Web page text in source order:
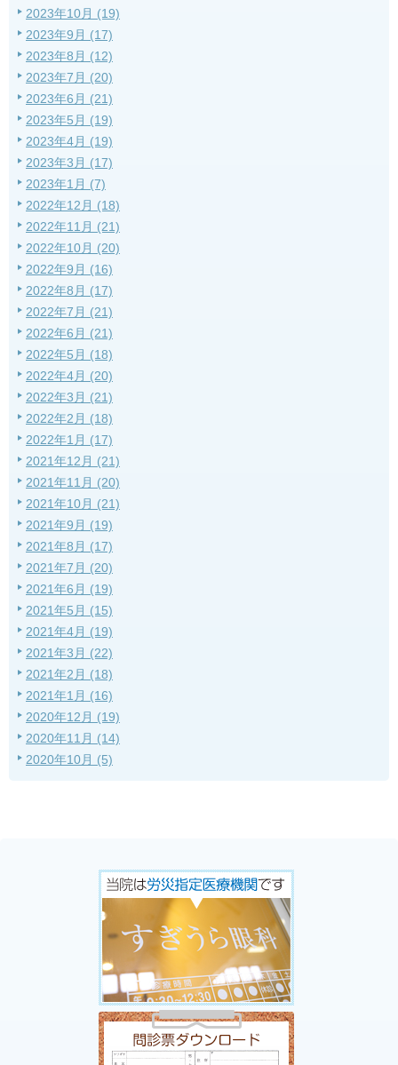
2023年10月 (19)
2023年9月 (17)
2023年8月 (12)
2023年7月 (20)
2023年6月 (21)
2023年5月 (19)
2023年4月 (19)
2023年3月 (17)
2023年1月 (7)
2022年12月 (18)
2022年11月 (21)
2022年10月 (20)
2022年9月 (16)
2022年8月 (17)
2022年7月 (21)
2022年6月 (21)
2022年5月 (18)
2022年4月 (20)
2022年3月 (21)
2022年2月 (18)
2022年1月 (17)
2021年12月 (21)
2021年11月 (20)
2021年10月 (21)
2021年9月 (19)
2021年8月 (17)
2021年7月 (20)
2021年6月 (19)
2021年5月 (15)
2021年4月 (19)
2021年3月 (22)
2021年2月 (18)
2021年1月 (16)
2020年12月 (19)
2020年11月 (14)
2020年10月 (5)